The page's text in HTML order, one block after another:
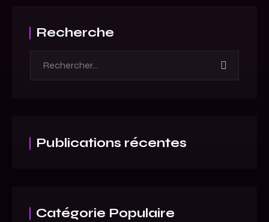
Recherche
Publications récentes
Catégorie Populaire